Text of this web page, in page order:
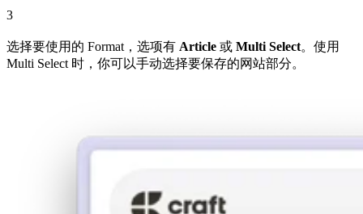
3
选择要使用的 Format，选项有 Article 或 Multi Select。使用
Multi Select 时，你可以手动选择要保存的网站部分。